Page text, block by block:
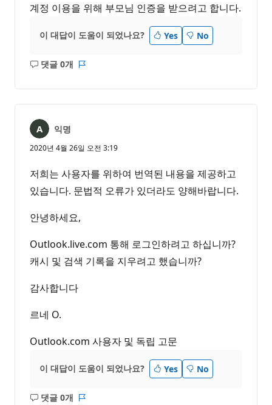
계정 이용을 위해 부모님 인증을 받으려고 합니다.
이 대답이 도움이 되었나요? Yes No
댓글 0개
설
음
익명
2020년 4월 26일 오전 3:19
저희는 사용자를 위하여 번역된 내용을 제공하고
있습니다. 문법적 오류가 있더라도 양해바랍니다.
안녕하세요,
Outlook.live.com 통해 로그인하려고 하십니까?
캐시 및 검색 기록을 지우려고 했습니까?
감사합니다
르네 O.
Outlook.com 사용자 및 독립 고문
이 대답이 도움이 되었나요? Yes No
댓글 0개